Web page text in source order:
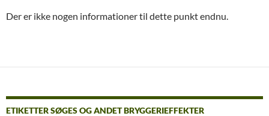
Der er ikke nogen informationer til dette punkt endnu.
ETIKETTER SØGES OG ANDET BRYGGERIEFFEKTER